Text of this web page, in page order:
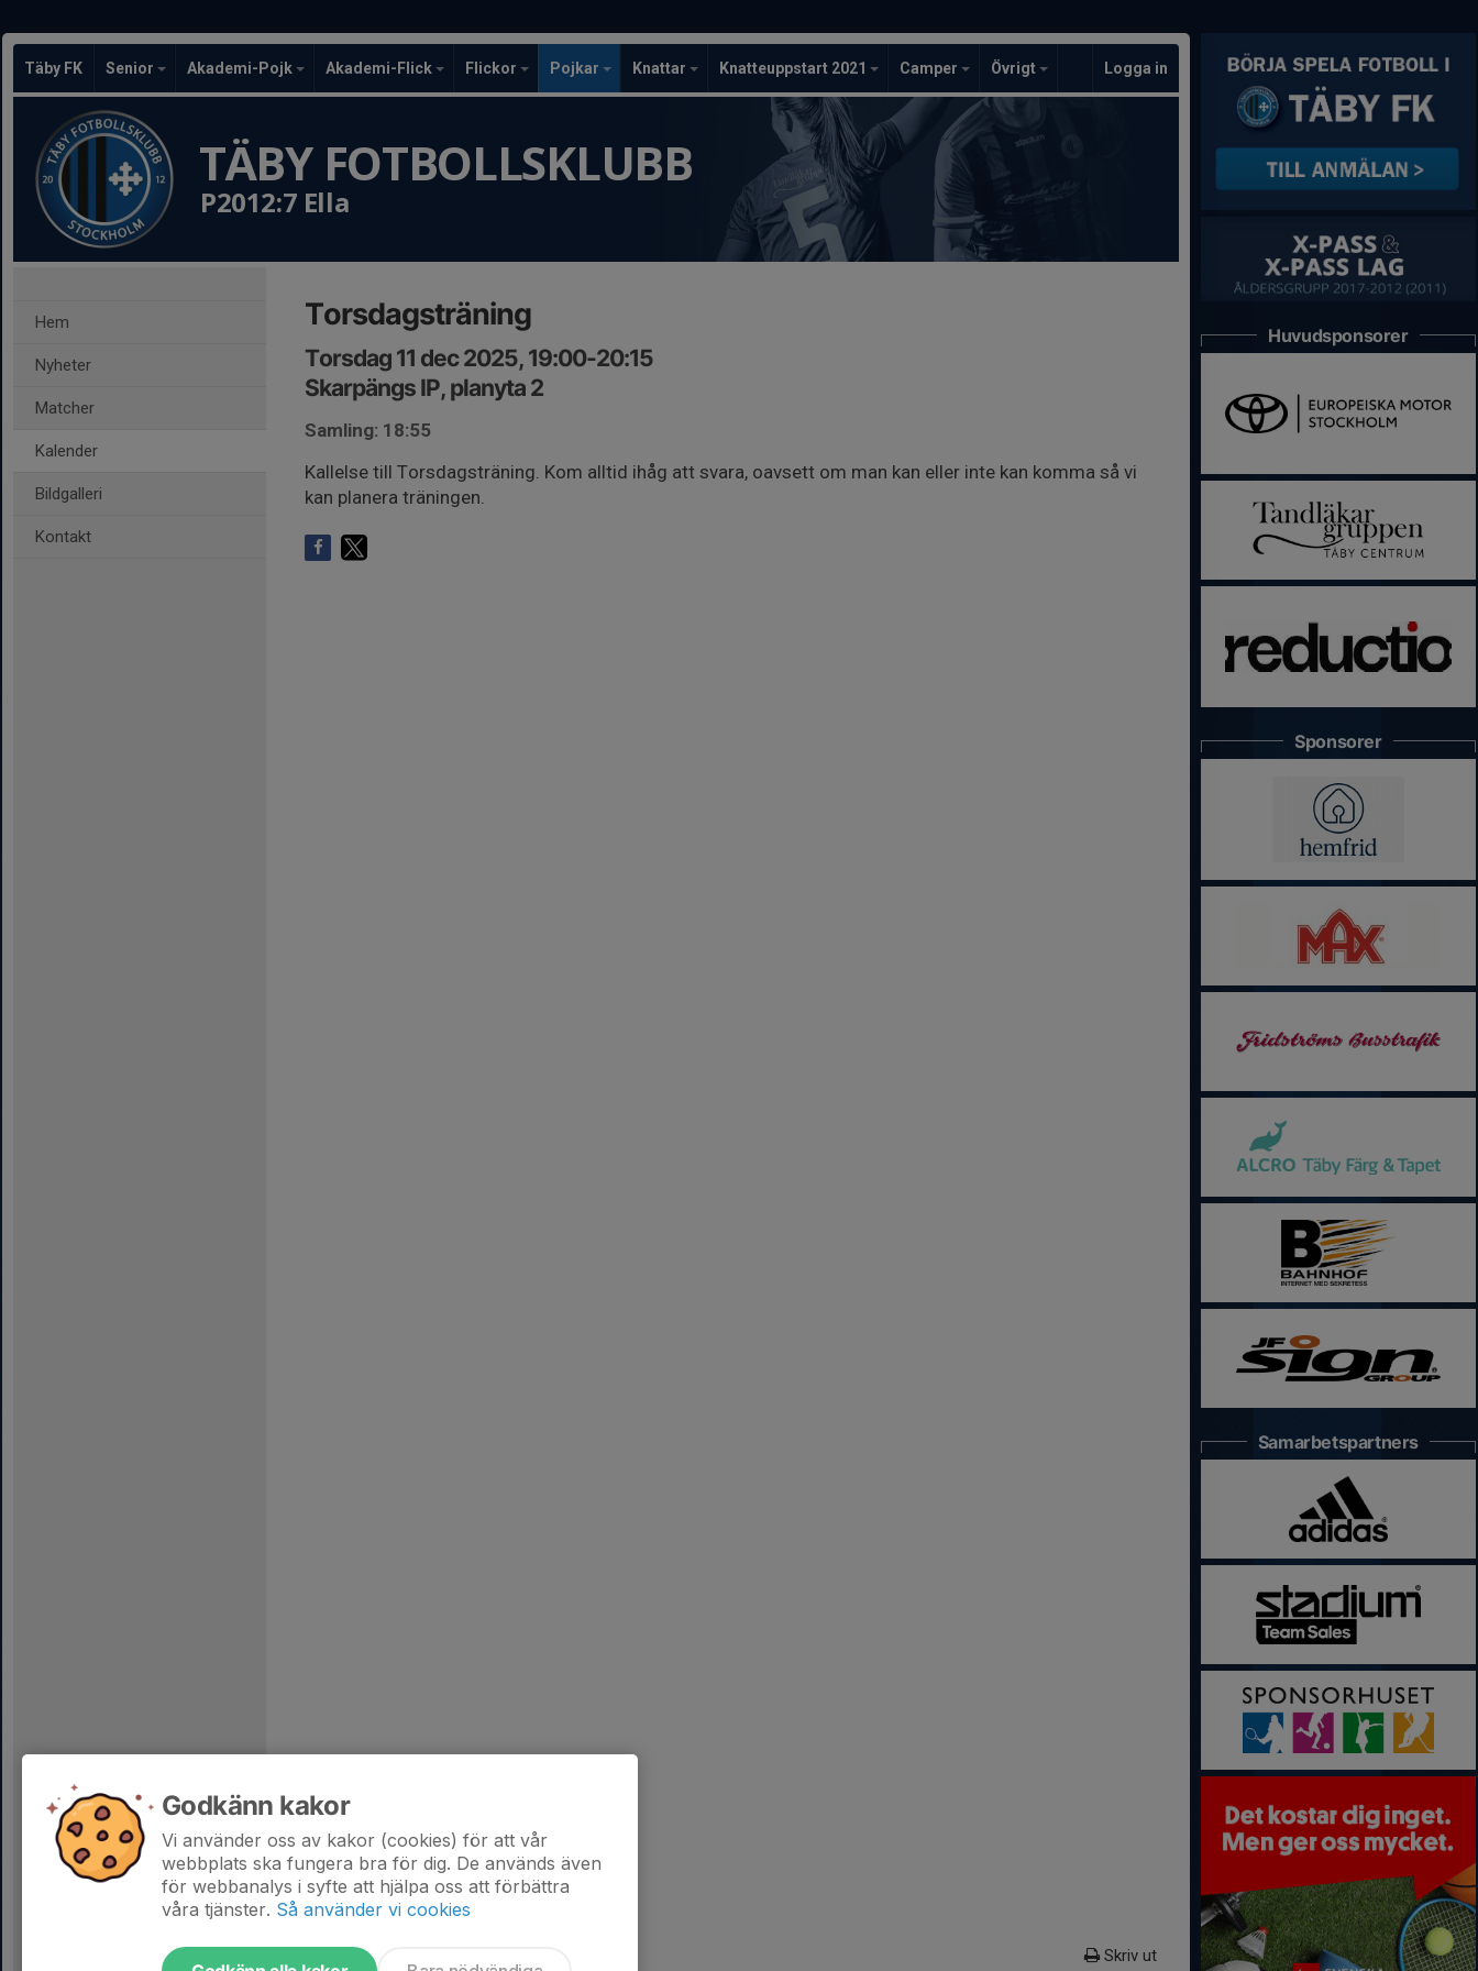
Täby FK Senior Akademi-Pojk Akademi-Flick Flickor Pojkar Knattar Knatteuppstart 2021 Camper Övrigt Logga in
TÄBY FOTBOLLSKLUBB
P2012:7 Ella
Hem
Nyheter
Matcher
Kalender
Bildgalleri
Kontakt
Torsdagsträning
Torsdag 11 dec 2025, 19:00-20:15
Skarpängs IP, planyta 2
Samling: 18:55
Kallelse till Torsdagsträning. Kom alltid ihåg att svara, oavsett om man kan eller inte kan komma så vi
kan planera träningen.
Skriv ut
Huvudsponsorer
Sponsorer
Samarbetspartners
Godkänn kakor
Vi använder oss av kakor (cookies) för att vår
webbplats ska fungera bra för dig. De används även
för webbanalys i syfte att hjälpa oss att förbättra
våra tjänster. Så använder vi cookies